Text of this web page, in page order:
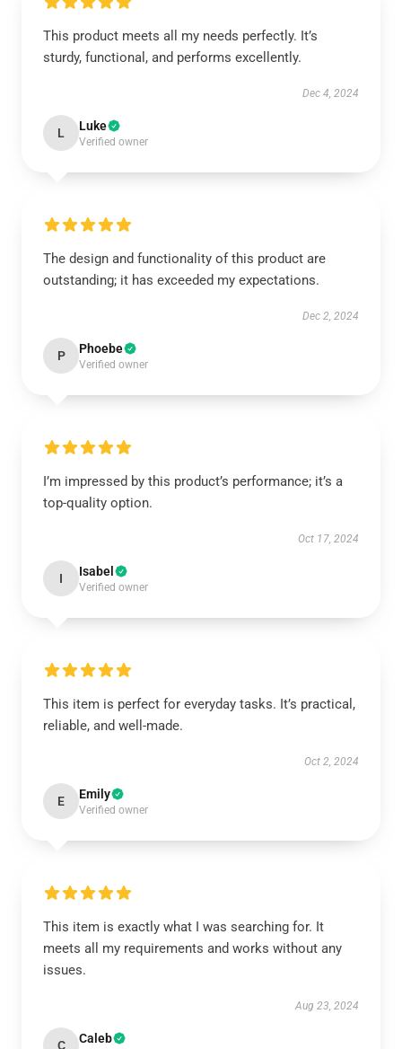
This product meets all my needs perfectly. It’s
sturdy, functional, and performs excellently.
Dec 4, 2024
L Luke
Verified owner
The design and functionality of this product are
outstanding; it has exceeded my expectations.
Dec 2, 2024
P Phoebe
Verified owner
I’m impressed by this product’s performance; it’s a
top-quality option.
Oct 17, 2024
I Isabel
Verified owner
This item is perfect for everyday tasks. It’s practical,
reliable, and well-made.
Oct 2, 2024
E Emily
Verified owner
This item is exactly what I was searching for. It
meets all my requirements and works without any
issues.
Aug 23, 2024
C Caleb